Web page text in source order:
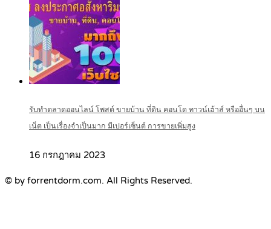
รับทำตลาดออนไลน์ โพสต์ ขายบ้าน ที่ดิน คอนโด ทาวน์เฮ้าส์ หรืออื่นๆ บน
เน็ต เป็นเรื่องจำเป็นมาก มีเปอร์เซ็นต์ การขายเพิ่มสูง
16 กรกฎาคม 2023
© by forrentdorm.com. All Rights Reserved.